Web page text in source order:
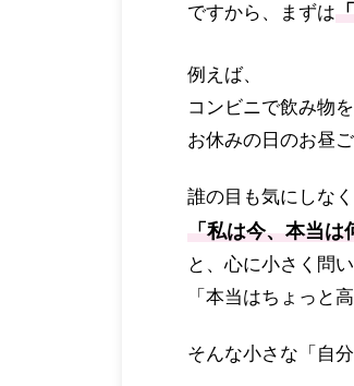
ですから、まずは
例えば、
コンビニで飲み物を
お休みの日のお昼
誰の目も気にしな
「私は今、本当
と、心に小さく問
「本当はちょっと
そんな小さな「自